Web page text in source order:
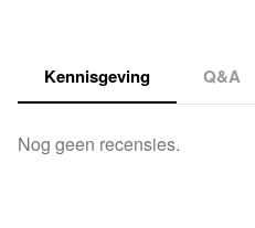
Kennisgeving Q&A
Nog geen recensies.